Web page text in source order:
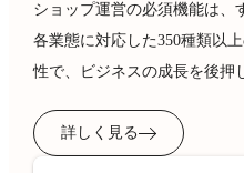
ショップ運営の必須機能は、
各業態に対応した350種類以
性で、ビジネスの成長を後押
詳しく見る